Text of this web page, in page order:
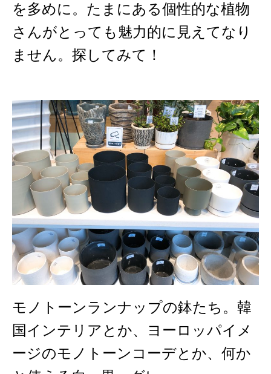
を多めに。たまにある個性的な植物
さんがとっても魅力的に見えてなり
ません。探してみて！
モノトーンランナップの鉢たち。韓
国インテリアとか、ヨーロッパイメ
ージのモノトーンコーデとか、何か